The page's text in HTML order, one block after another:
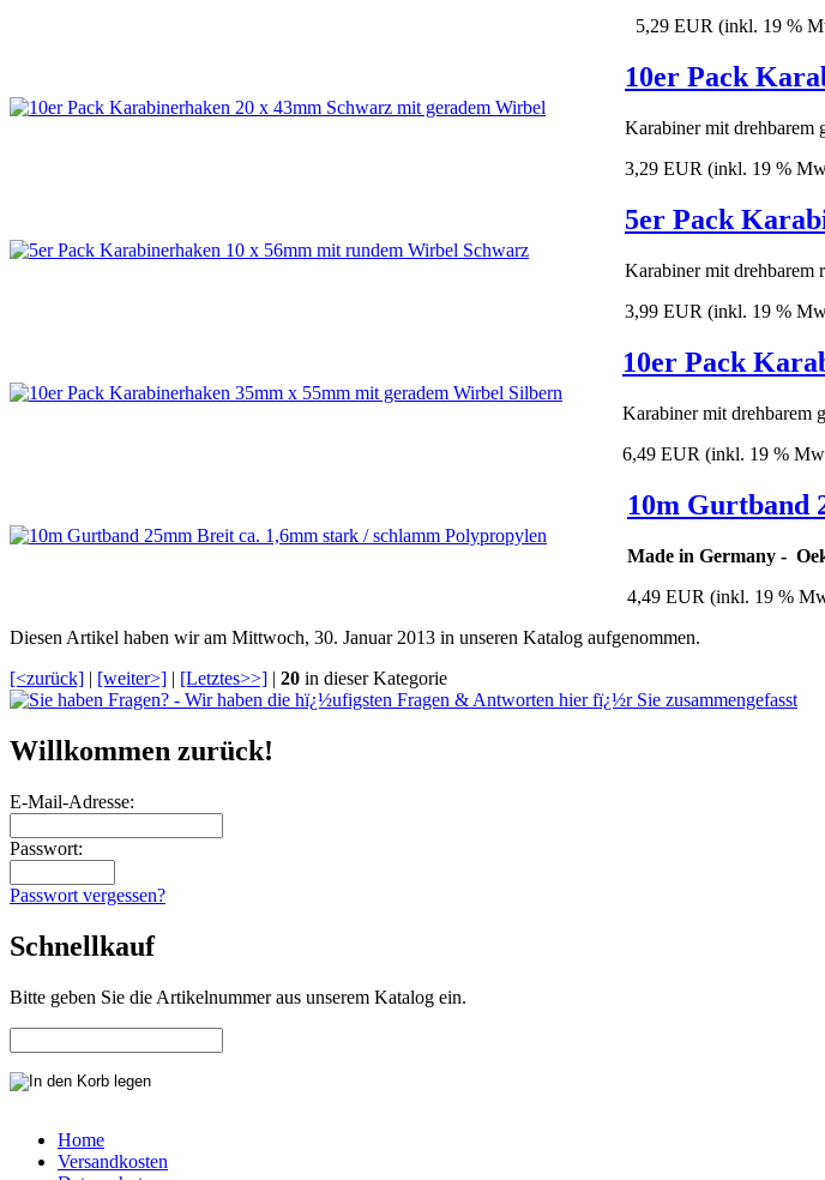
5,29 EUR (inkl. 19 %
10er Pack
Karabiner mit drehbarem
3,29 EUR (inkl. 19 %
5er Pack
Karabiner mit drehbarem
3,99 EUR (inkl. 19 %
10er Pack
Karabiner mit drehbarem
6,49 EUR (inkl. 19 %
10m Gurtband
Made in Germany -
4,49 EUR (inkl. 19 %
Diesen Artikel haben wir am Mittwoch, 30. Januar 2013 in unseren Katalog aufgenommen.
[<zurück] | [weiter>] | [Letztes>>] | 20 in dieser Kategorie
Willkommen zurück!
E-Mail-Adresse:
Passwort:
Passwort vergessen?
Schnellkauf
Bitte geben Sie die Artikelnummer aus unserem Katalog ein.
Home
Versandkosten